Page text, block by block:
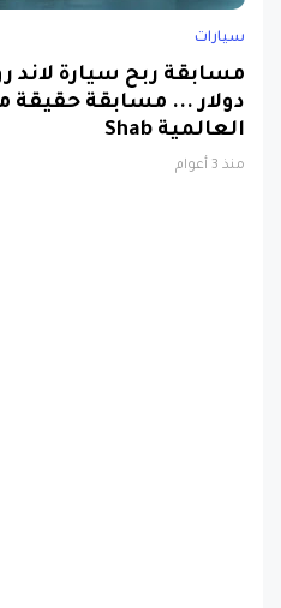
سيارات
دولار ... مسابقة حقيقة
العالمية Shab
منذ 3 أعوام